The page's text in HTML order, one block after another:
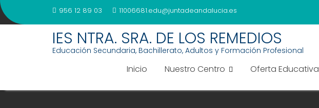
Saltar
al
956 12 89 03 11006681.edu@juntadeandalucia.es
IES NTRA. SRA. DE LOS REMEDIOS
Educación Secundaria, Bachillerato, Adultos y Formación Profesional
Inicio Nuestro Centro Oferta Educativa